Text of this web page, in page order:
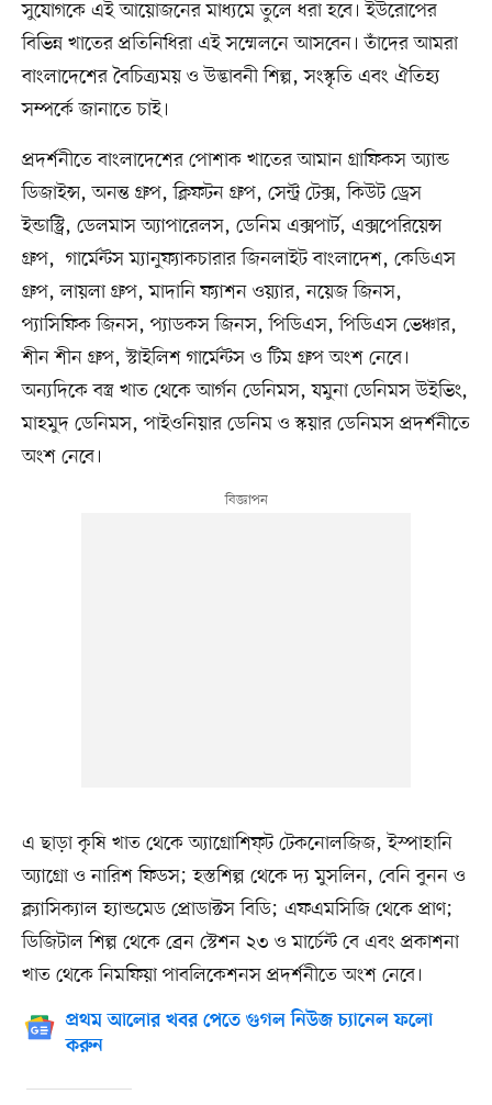
সুযোগকে এই আয়োজনের মাধ্যমে তুলে ধরা হবে। ইউরোপের
বিভিন্ন খাতের প্রতিনিধিরা এই সম্মেলনে আসবেন। তাঁদের আমরা
বাংলাদেশের বৈচিত্র্যময় ও উদ্ভাবনী শিল্প, সংস্কৃতি এবং ঐতিহ্য
সম্পর্কে জানাতে চাই।
প্রদর্শনীতে বাংলাদেশের পোশাক খাতের আমান গ্রাফিকস অ্যান্ড
ডিজাইন্স, অনন্ত গ্রুপ, ক্লিফটন গ্রুপ, সেন্ট্র টেক্স, কিউট ড্রেস
ইন্ডাস্ট্রি, ডেলমাস অ্যাপারেলস, ডেনিম এক্সপার্ট, এক্সপেরিয়েন্স
গ্রুপ, গার্মেন্টস ম্যানুফ্যাকচারার জিনলাইট বাংলাদেশ, কেডিএস
গ্রুপ, লায়লা গ্রুপ, মাদানি ফ্যাশন ওয়্যার, নয়েজ জিনস,
প্যাসিফিক জিনস, প্যাডকস জিনস, পিডিএস, পিডিএস ভেঞ্চার,
শীন শীন গ্রুপ, স্টাইলিশ গার্মেন্টস ও টিম গ্রুপ অংশ নেবে।
অন্যদিকে বস্ত্র খাত থেকে আর্গন ডেনিমস, যমুনা ডেনিমস উইভিং,
মাহমুদ ডেনিমস, পাইওনিয়ার ডেনিম ও স্কয়ার ডেনিমস প্রদর্শনীতে
অংশ নেবে।
এ ছাড়া কৃষি খাত থেকে অ্যাগ্রোশিফ্ট টেকনোলজিজ, ইস্পাহানি
অ্যাগ্রো ও নারিশ ফিডস; হস্তশিল্প থেকে দ্য মুসলিন, বেনি বুনন ও
ক্ল্যাসিক্যাল হ্যান্ডমেড প্রোডাক্টস বিডি; এফএমসিজি থেকে প্রাণ;
ডিজিটাল শিল্প থেকে ব্রেন স্টেশন ২৩ ও মার্চেন্ট বে এবং প্রকাশনা
খাত থেকে নিমফিয়া পাবলিকেশনস প্রদর্শনীতে অংশ নেবে।
প্রথম আলোর খবর পেতে গুগল নিউজ চ্যানেল ফলো
করুন